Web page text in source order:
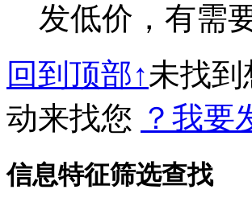
发低价，有需
回到顶部↑未找
动来找您 ？我要
信息特征筛选查找